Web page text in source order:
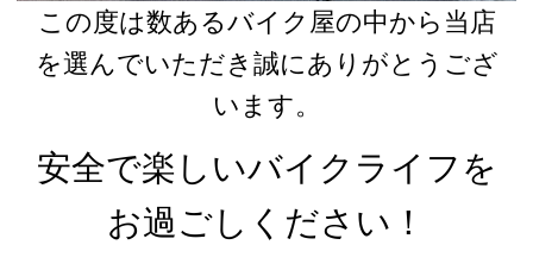
この度は数あるバイク屋の中から当店
を選んでいただき誠にありがとうござ
います。
安全で楽しいバイクライフを
お過ごしください！